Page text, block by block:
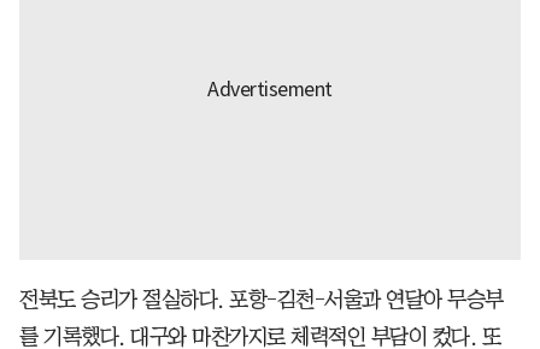
전북도 승리가 절실하다. 포항-김천-서울과 연달아 무승부
를 기록했다. 대구와 마찬가지로 체력적인 부담이 컸다. 또